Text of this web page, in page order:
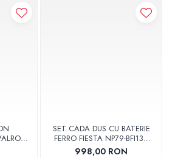
SET CADA DUS CU BATERIE
FERRO FIESTA NP79-BFI13U
CROM
998,00 RON